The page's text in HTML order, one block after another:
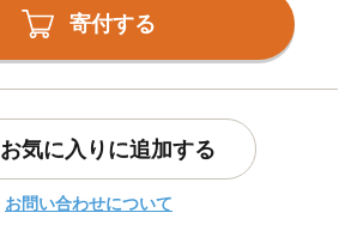
寄付する
お気に入りに追加する
お問い合わせについて